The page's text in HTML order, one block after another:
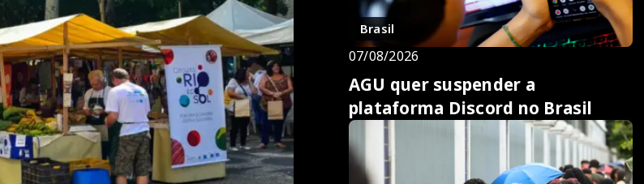
Brasil
07/08/2026
AGU quer suspender a
plataforma Discord no Brasil